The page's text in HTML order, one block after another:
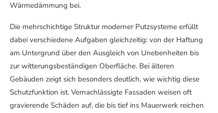
Wärmedämmung bei.
Die mehrschichtige Struktur moderner Putzsysteme erfüllt
dabei verschiedene Aufgaben gleichzeitig: von der Haftung
am Untergrund über den Ausgleich von Unebenheiten bis
zur witterungsbeständigen Oberfläche. Bei älteren
Gebäuden zeigt sich besonders deutlich, wie wichtig diese
Schutzfunktion ist. Vernachlässigte Fassaden weisen oft
gravierende Schäden auf, die bis tief ins Mauerwerk reichen